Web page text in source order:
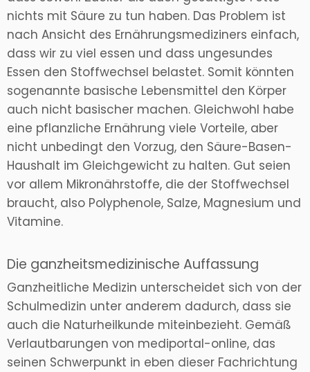
nichts mit Säure zu tun haben. Das Problem ist
nach Ansicht des Ernährungsmediziners einfach,
dass wir zu viel essen und dass ungesundes
Essen den Stoffwechsel belastet. Somit könnten
sogenannte basische Lebensmittel den Körper
auch nicht basischer machen. Gleichwohl habe
eine pflanzliche Ernährung viele Vorteile, aber
nicht unbedingt den Vorzug, den Säure-Basen-
Haushalt im Gleichgewicht zu halten. Gut seien
vor allem Mikronährstoffe, die der Stoffwechsel
braucht, also Polyphenole, Salze, Magnesium und
Vitamine.
Die ganzheitsmedizinische Auffassung
Ganzheitliche Medizin unterscheidet sich von der
Schulmedizin unter anderem dadurch, dass sie
auch die Naturheilkunde miteinbezieht. Gemäß
Verlautbarungen von mediportal-online, das
seinen Schwerpunkt in eben dieser Fachrichtung